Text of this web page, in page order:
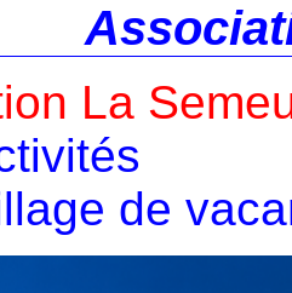
La
de